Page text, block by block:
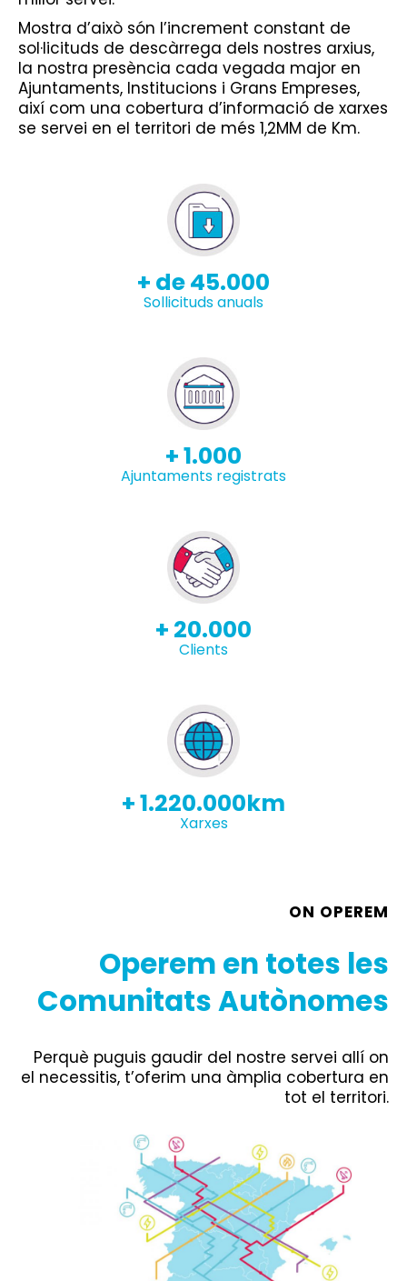
Mostra d’això són l’increment constant de
sol·licituds de descàrrega dels nostres arxius,
la nostra presència cada vegada major en
Ajuntaments, Institucions i Grans Empreses,
així com una cobertura d’informació de xarxes
se servei en el territori de més 1,2MM de Km.
+ de 45.000
Sollicituds anuals
+ 1.000
Ajuntaments registrats
+ 20.000
Clients
+ 1.220.000km
Xarxes
ON OPEREM
Operem en totes les
Comunitats Autònomes
Perquè puguis gaudir del nostre servei allí on
el necessitis, t’oferim una àmplia cobertura en
tot el territori.